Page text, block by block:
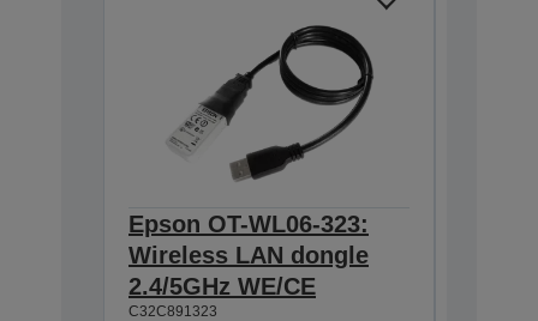
Epson OT-WL06-323:
Wireless LAN dongle
2.4/5GHz WE/CE
C32C891323